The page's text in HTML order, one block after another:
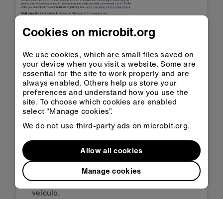
Você também pode:
Somar o total de cada coluna para fazeres um
gráfico de colunas ou de barras para
visualizar os dados da tua pesquisa.
Pressionar o botãocopiarpara copiar os
dados e colá-los diretamente em uma
planilha. Usar a funçãosomarda planilha
para contar o número total de cada tipo de
veículo.
Cookies on microbit.org
We use cookies, which are small files saved on
your device when you visit a website. Some are
essential for the site to work properly and are
always enabled. Others help us store your
preferences and understand how you use the
site. To choose which cookies are enabled
select “Manage cookies”.
We do not use third-party ads on microbit.org.
Manage cookies
Allow all cookies